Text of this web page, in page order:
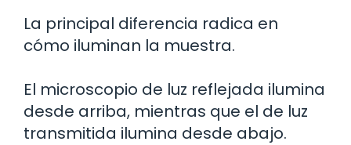
La principal diferencia radica en
cómo iluminan la muestra.
El microscopio de luz reflejada ilumina
desde arriba, mientras que el de luz
transmitida ilumina desde abajo.